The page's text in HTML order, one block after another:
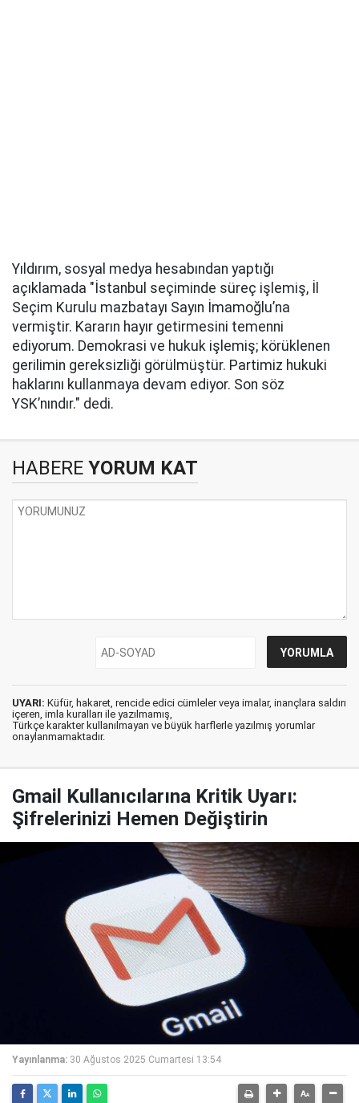
Yıldırım, sosyal medya hesabından yaptığı
açıklamada "İstanbul seçiminde süreç işlemiş, İl
Seçim Kurulu mazbatayı Sayın İmamoğlu’na
vermiştir. Kararın hayır getirmesini temenni
ediyorum. Demokrasi ve hukuk işlemiş; körüklenen
gerilimin gereksizliği görülmüştür. Partimiz hukuki
haklarını kullanmaya devam ediyor. Son söz
YSK’nındır." dedi.
HABERE YORUM KAT
UYARI: Küfür, hakaret, rencide edici cümleler veya imalar, inançlara saldırı
içeren, imla kuralları ile yazılmamış,
Türkçe karakter kullanılmayan ve büyük harflerle yazılmış yorumlar
onaylanmamaktadır.
Gmail Kullanıcılarına Kritik Uyarı:
Şifrelerinizi Hemen Değiştirin
Yayınlanma: 30 Ağustos 2025 Cumartesi 13:54